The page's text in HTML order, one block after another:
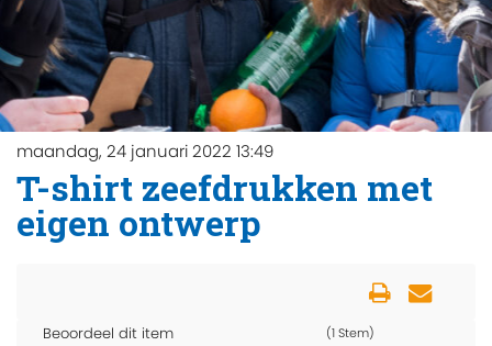
maandag, 24 januari 2022 13:49
T-shirt zeefdrukken met
eigen ontwerp
Beoordeel dit item (1 Stem)